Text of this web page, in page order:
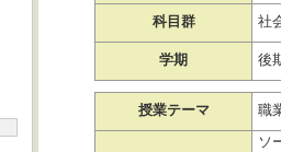
科目群 社
学期 後
授業テーマ 職
ソ